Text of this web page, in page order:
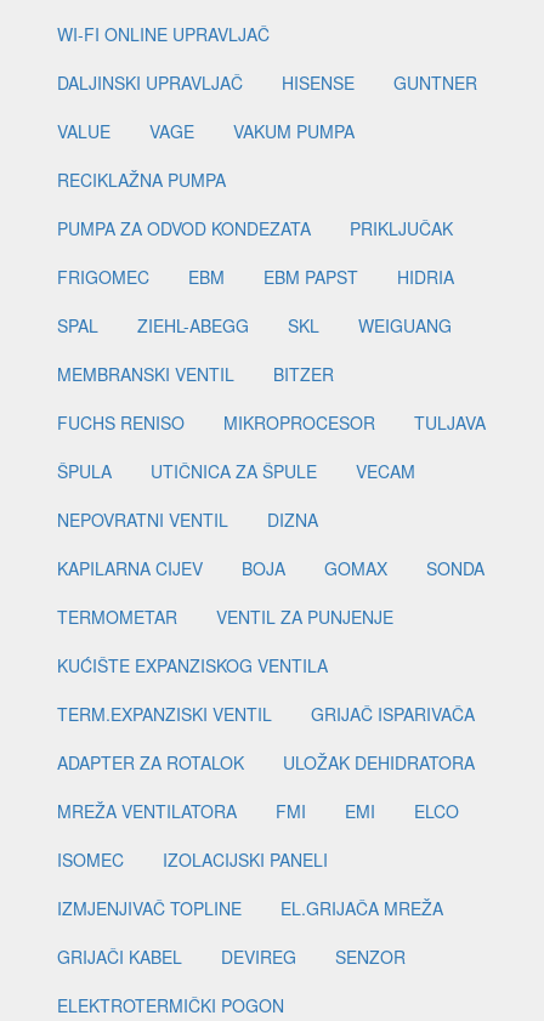
WI-FI ONLINE UPRAVLJAČ
DALJINSKI UPRAVLJAČ
HISENSE
GUNTNER
VALUE
VAGE
VAKUM PUMPA
RECIKLAŽNA PUMPA
PUMPA ZA ODVOD KONDEZATA
PRIKLJUČAK
FRIGOMEC
EBM EBM PAPST
HIDRIA
SPAL
ZIEHL-ABEGG SKL
WEIGUANG
MEMBRANSKI VENTIL
BITZER
FUCHS RENISO
MIKROPROCESOR
TULJAVA
ŠPULA
UTIČNICA ZA ŠPULE
VECAM
NEPOVRATNI VENTIL
DIZNA
KAPILARNA CIJEV
BOJA GOMAX
SONDA
TERMOMETAR
VENTIL ZA PUNJENJE
KUĆIŠTE EXPANZISKOG VENTILA
TERM.EXPANZISKI VENTIL
GRIJAČ ISPARIVAČA
ADAPTER ZA ROTALOK
ULOŽAK DEHIDRATORA
MREŽA VENTILATORA
FMI EMI
ELCO
ISOMEC
IZOLACIJSKI PANELI
IZMJENJIVAČ TOPLINE
EL.GRIJAČA MREŽA
GRIJAČI KABEL
DEVIREG
SENZOR
ELEKTROTERMIČKI POGON